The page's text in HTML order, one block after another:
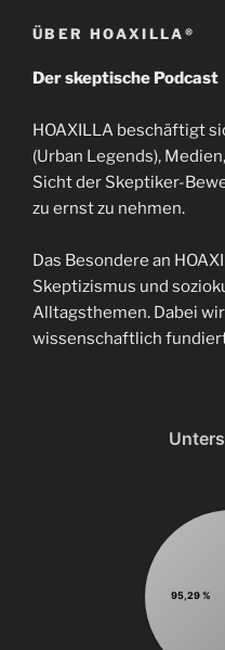
ÜBER HOAXILLA®
Der skeptische Podcast
HOAXILLA beschäftigt
(Urban Legends),
Sicht der Skeptiker-
zu ernst zu nehmen.
Das Besondere an
Skeptizismus und
Alltagsthemen. Dabei
wissenschaftlich
95,29 %